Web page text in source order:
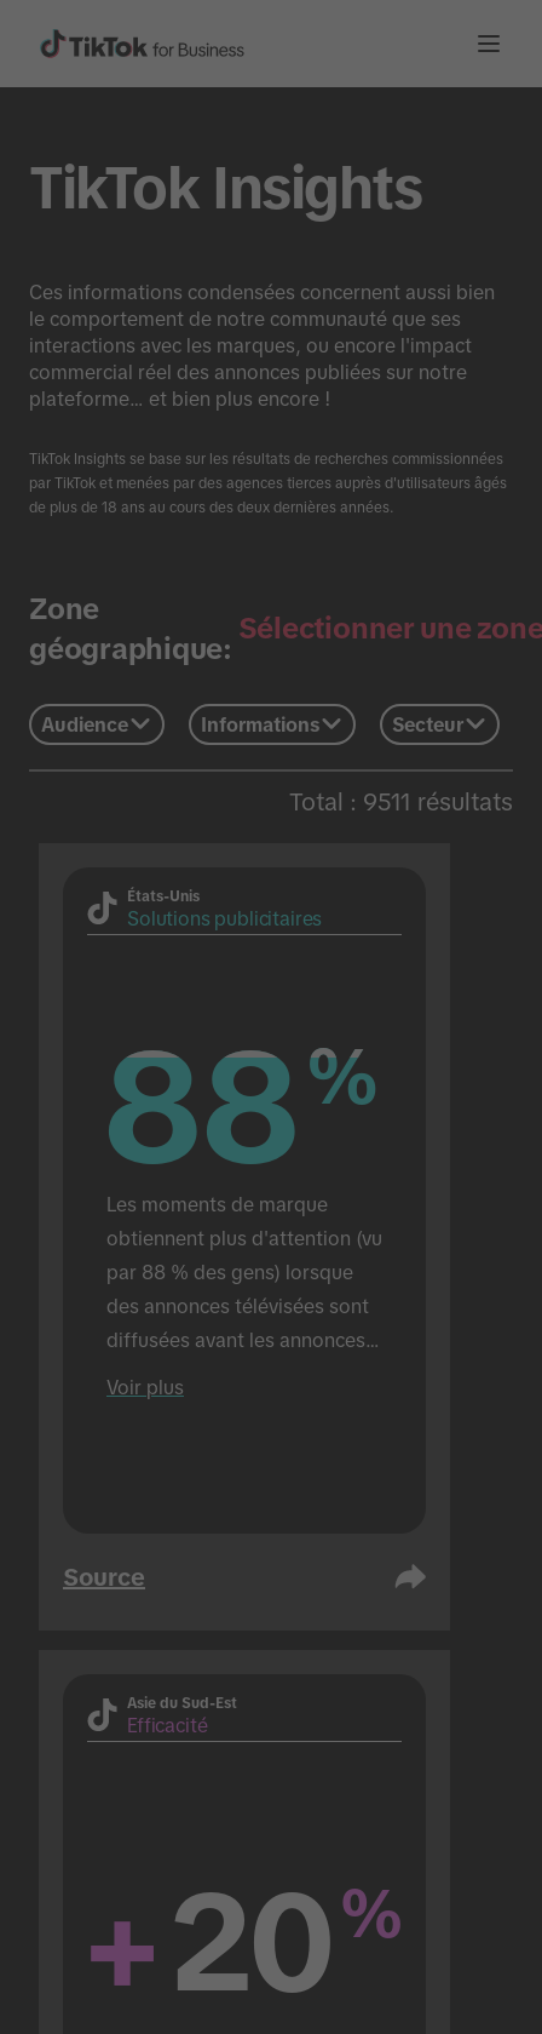
TikTok Insights
Ces informations condensées concernent aussi bien
le comportement de notre communauté que ses
interactions avec les marques, ou encore l'impact
commercial réel des annonces publiées sur notre
plateforme… et bien plus encore !
TikTok Insights se base sur les résultats de recherches commissionnées
par TikTok et menées par des agences tierces auprès d'utilisateurs âgés
de plus de 18 ans au cours des deux dernières années.
Zone
géographique:
Sélectionner une
Audience Informations Secteur
Total : 9511 résultats
États-Unis
Solutions publicitaires
88%
88%
Les moments de marque
obtiennent plus d'attention (vu
par 88 % des gens) lorsque
des annonces télévisées sont
diffusées avant les annonces
Voir plus
Source
Asie du Sud-Est
Efficacité
+20%